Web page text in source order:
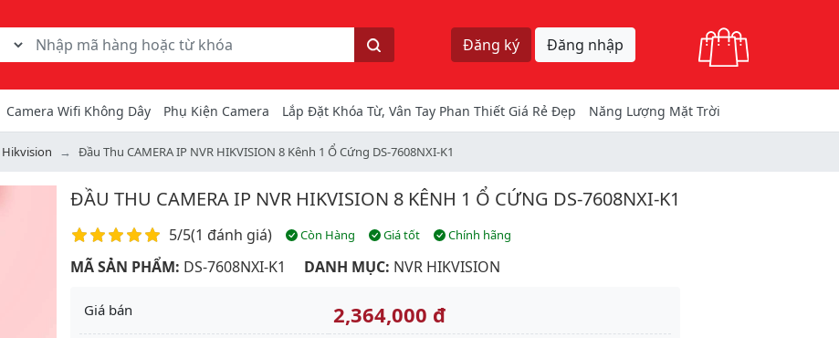
Tìm kiếm
Đăng ký Đăng nhập
Camera Wifi Không Dây Phụ Kiện Camera Lắp Đặt Khóa Từ, Vân Tay Phan Thiết Giá Rẻ Đẹp Năng Lượng Mặt Trời
Hikvision Đầu Thu CAMERA IP NVR HIKVISION 8 Kênh 1 Ổ Cứng DS-7608NXI-K1
ĐẦU THU CAMERA IP NVR HIKVISION 8 KÊNH 1 Ổ CỨNG DS-7608NXI-K1
Điểm đánh giá
5/5(1 đánh giá) Còn Hàng Giá tốt Chính hãng
MÃ SẢN PHẨM: DS-7608NXI-K1 DANH MỤC: NVR HIKVISION
Giá bán 2,364,000 đ